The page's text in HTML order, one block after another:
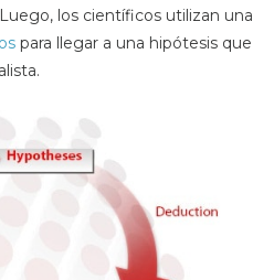
los científicos utilizan una
para llegar a una hipótesis que